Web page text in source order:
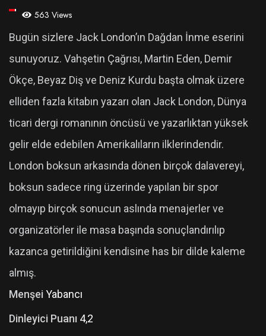
563 Views
Bugün sizlere Jack London’ın Dağdan İnme eserini
sunuyoruz. Vahşetin Çağrısı, Martin Eden, Demir
Ökçe, Beyaz Diş ve Deniz Kurdu başta olmak üzere
elliden fazla kitabın yazarı olan Jack London, Dünya
ticari dergi romanının öncüsü ve yazarlıktan yüksek
gelir elde edebilen Amerikalıların ilklerindendir.
London boksun arkasında dönen birçok dalavereyi,
boksun sadece ring üzerinde yapılan bir spor
olmayıp birçok sonucun aslında menajerler ve
organizatörler ile masa başında sonuçlandırılıp
kazanca getirildiğini kendisine has bir dilde kaleme
almış.
Menşei Yabancı
Dinleyici Puanı 4,2